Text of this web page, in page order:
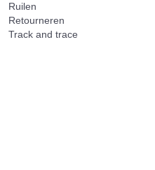
Ruilen
Retourneren
Track and trace